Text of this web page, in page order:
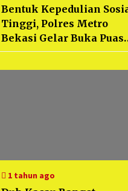
Bentuk Kepedulian
Tinggi, Polres Metro
Bekasi Gelar Buka
Bersama dan Berikan
santunan kepada Anak
1 tahun ago